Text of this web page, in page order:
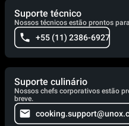
Suporte técnico
Nossos técnicos estão prontos
+55 (11) 2386-6927
Suporte culinário
Nossos chefs corporativos estão
breve.